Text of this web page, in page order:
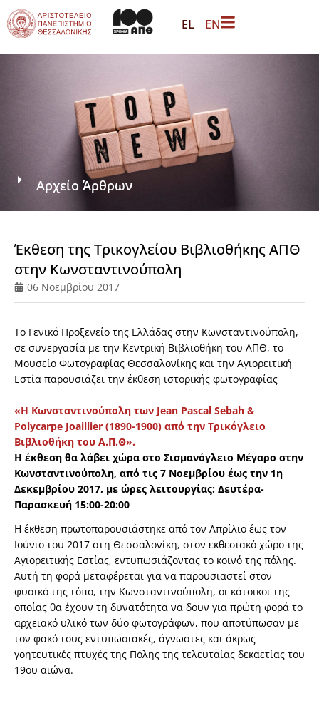
EL EN
Αρχείο Άρθρων
Έκθεση της Τρικογλείου Βιβλιοθήκης ΑΠΘ
στην Κωνσταντινούπολη
06 Νοεμβρίου 2017
Το Γενικό Προξενείο της Ελλάδας στην Κωνσταντινούπολη,
σε συνεργασία με την Κεντρική Βιβλιοθήκη του ΑΠΘ, το
Μουσείο Φωτογραφίας Θεσσαλονίκης και την Αγιορειτική
Εστία παρουσιάζει την έκθεση ιστορικής φωτογραφίας
«Η Κωνσταντινούπολη των Jean Pascal Sebah &
Polycarpe Joaillier (1890-1900) από την Τρικόγλειο
Βιβλιοθήκη του Α.Π.Θ».
Η έκθεση θα λάβει χώρα στο Σισμανόγλειο Μέγαρο στην
Κωνσταντινούπολη, από τις 7 Νοεμβρίου έως την 1η
Δεκεμβρίου 2017, με ώρες λειτουργίας: Δευτέρα-
Παρασκευή 15:00-20:00
Η έκθεση πρωτοπαρουσιάστηκε από τον Απρίλιο έως τον
Ιούνιο του 2017 στη Θεσσαλονίκη, στον εκθεσιακό χώρο της
Αγιορειτικής Εστίας, εντυπωσιάζοντας το κοινό της πόλης.
Αυτή τη φορά μεταφέρεται για να παρουσιαστεί στον
φυσικό της τόπο, την Κωνσταντινούπολη, οι κάτοικοι της
οποίας θα έχουν τη δυνατότητα να δουν για πρώτη φορά το
αρχειακό υλικό των δύο φωτογράφων, που αποτύπωσαν με
τον φακό τους εντυπωσιακές, άγνωστες και άκρως
γοητευτικές πτυχές της Πόλης της τελευταίας δεκαετίας του
19ου αιώνα.